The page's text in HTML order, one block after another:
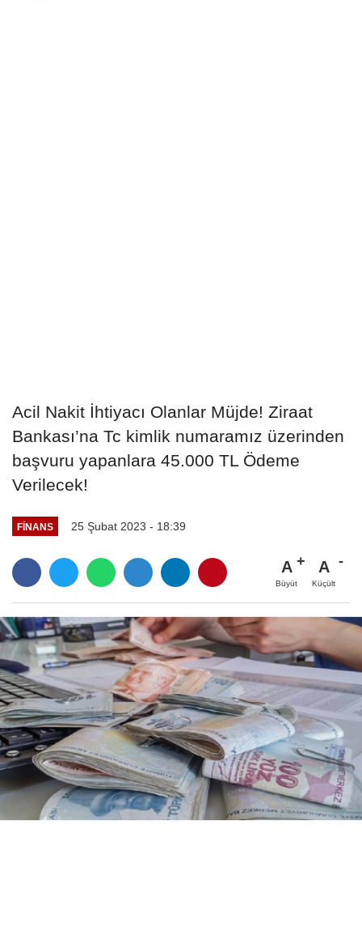
Acil Nakit İhtiyacı Olanlar Müjde! Ziraat
Bankası’na Tc kimlik numaramız üzerinden
başvuru yapanlara 45.000 TL Ödeme
Verilecek!
FINANS 25 Şubat 2023 - 18:39
A
Büyüt
A
Küçült